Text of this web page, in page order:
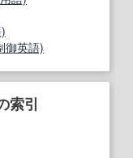
御英語)
索引